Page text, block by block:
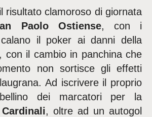
risultato clamoroso di giornata
Paolo Ostiense, con i
il poker ai danni della
con il cambio in panchina che
non sortisce gli effetti
Ad iscrivere il proprio
dei marcatori per la
Cardinali, oltre ad un autogol